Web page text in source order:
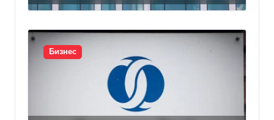
миллиарда
Бизнес